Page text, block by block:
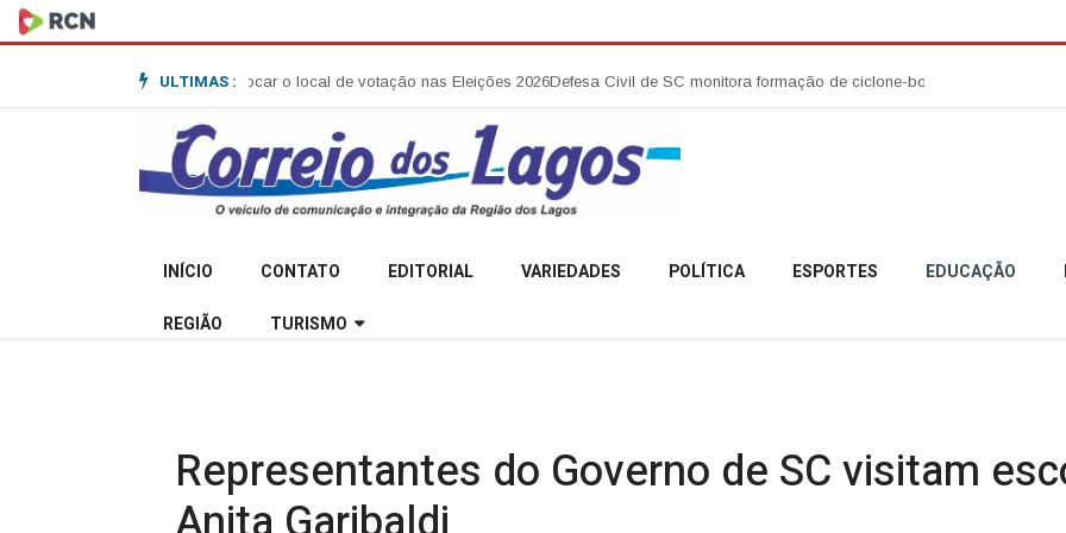
ULTIMAS :
em SC poderão trocar o local de votação nas Eleições 2026 Defesa Civil de SC monitora formação de ciclone-bomba no Sul do Brasil; entenda
INÍCIO CONTATO EDITORIAL VARIEDADES POLÍTICA ESPORTES EDUCAÇÃO
REGIÃO TURISMO
Representantes do Governo de SC visitam